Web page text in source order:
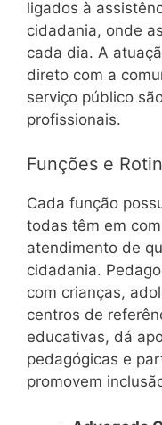
ligados à
cidadania, onde
cada dia. A
direto com a
serviço público
profissionais.
Funções e
Cada função
todas têm em
atendimento de
cidadania.
com crianças,
centros de
educativas, dá
pedagógicas e
promovem